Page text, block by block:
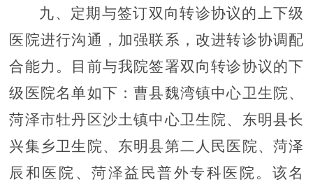
九、定期与签订双向转诊协议的上下级
医院进行沟通，加强联系，改进转诊协调配
合能力。
目前与我院签署双向转诊协议的下
级医院名单如下：曹县魏湾镇中心卫生院、
菏泽市牡丹区沙土镇中心卫生院、东明县长
兴集乡卫生院、东明县第二人民医院、菏泽
辰和医院、菏泽益民普外专科医院。该名